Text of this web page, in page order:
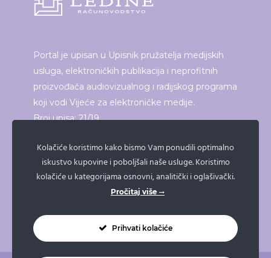
Portal je upisan u Upisnik pružatelja medijskih
usluga, elektroničkih publikacija i neprofitnih
proizvođača audiovizualnog i radijskog programa
koji vodi Vijeće za elektroničke medije.
Broj upisa: 21/19
ISPRINTAJ ČLANAK
Kolačiće koristimo kako bismo Vam ponudili optimalno
iskustvo kupovine i poboljšali naše usluge. Koristimo
kolačiće u kategorijama osnovni, analitički i oglašivački.
Pročitaj više
Prihvati kolačiće